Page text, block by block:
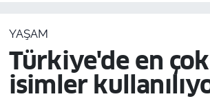
YAŞAM
Türkiye'de en
isimler
Resmi İlanlar
Son Dakika Haberleri
Haber Arşivi